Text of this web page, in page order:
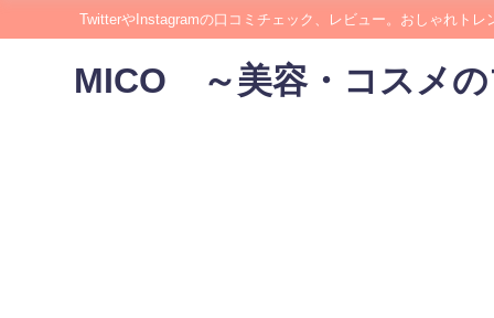
TwitterやInstagramの口コミチェック、レビュー。おしゃれトレ
MICO ～美容・コスメ